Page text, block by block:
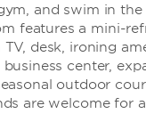
and swim in
features a mini-
desk, ironing
center,
outdoor
are welcome for